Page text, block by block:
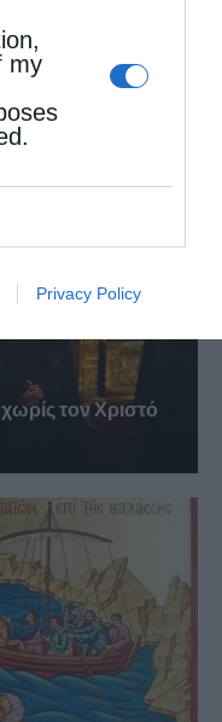
my
Privacy Policy
από τον
τον Χριστό